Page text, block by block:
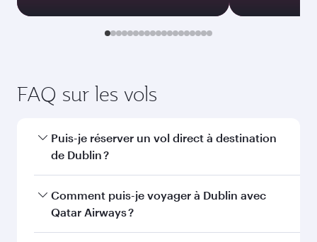
FAQ sur les vols
Puis-je réserver un vol direct à destination
de Dublin ?
Oui, Qatar Airways opère des vols directs vers
Dublin. Recherchez les vols depuis notre page
Comment puis-je voyager à Dublin avec
Qatar Airways ?